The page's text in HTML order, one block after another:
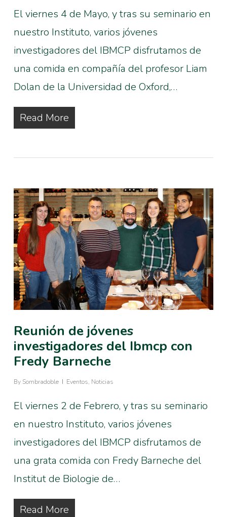
El viernes 4 de Mayo, y tras su seminario en
nuestro Instituto, varios jóvenes
investigadores del IBMCP disfrutamos de
una comida en compañía del profesor Liam
Dolan de la Universidad de Oxford,…
Read More
Reunión de jóvenes
investigadores del Ibmcp con
Fredy Barneche
By Sombradoble Eventos, Noticias
El viernes 2 de Febrero, y tras su seminario
en nuestro Instituto, varios jóvenes
investigadores del IBMCP disfrutamos de
una grata comida con Fredy Barneche del
Institut de Biologie de…
Read More